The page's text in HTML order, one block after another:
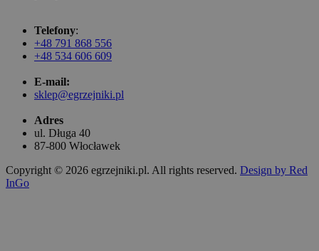
Telefony:
+48 791 868 556
+48 534 606 609
E-mail:
sklep@egrzejniki.pl
Adres
ul. Długa 40
87-800 Włocławek
Copyright © 2026 egrzejniki.pl. All rights reserved. Design by Red
InGo